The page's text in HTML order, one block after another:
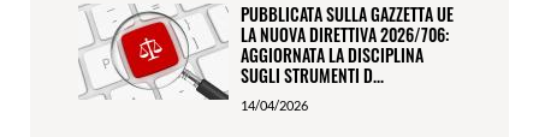
PUBBLICATA SULLA GAZZETTA UE
LA NUOVA DIRETTIVA 2026/706:
AGGIORNATA LA DISCIPLINA
SUGLI STRUMENTI D...
14/04/2026